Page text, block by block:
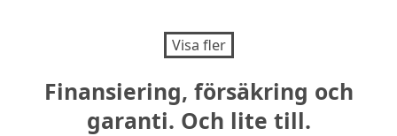
Visa fler
Finansiering, försäkring och
garanti. Och lite till.